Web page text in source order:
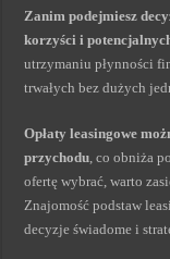
Zanim podejmiesz
korzyści i
utrzymaniu płynności
trwałych bez dużych
Opłaty leasingowe
przychodu, co obniża
ofertę wybrać, warto
Znajomość podstaw
decyzje świadome i